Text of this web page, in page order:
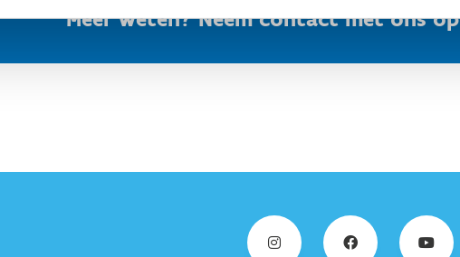
Meer weten? Neem contact met ons op